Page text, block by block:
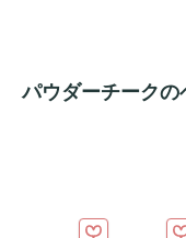
パウダーチーク